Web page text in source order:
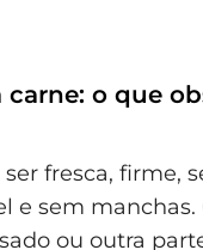
carne: o que
fresca, firme,
e sem manchas.
ou outra